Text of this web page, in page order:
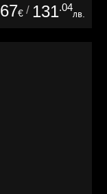
67€ / 131.04
лв.